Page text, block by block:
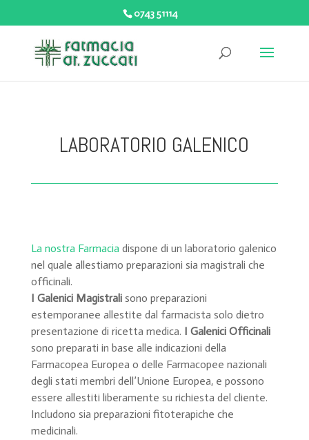
0743 51114
LABORATORIO GALENICO
La nostra Farmacia dispone di un laboratorio galenico
nel quale allestiamo preparazioni sia magistrali che
officinali.
I Galenici Magistralisono preparazioni
estemporanee allestite dal farmacista solo dietro
presentazione di ricetta medica. I Galenici Officinali
sono preparati in base alle indicazioni della
Farmacopea Europea o delle Farmacopee nazionali
degli stati membri dell’Unione Europea, e possono
essere allestiti liberamente su richiesta del cliente.
Includono sia preparazioni fitoterapiche che
medicinali.